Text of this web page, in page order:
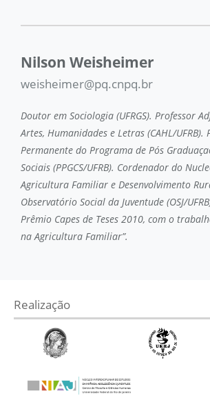
Nilson Weisheimer
weisheimer@pq.cnpq.br
Doutor em Sociologia (UFRGS). Professor
Artes, Humanidades e Letras (CAHL/UFRB).
Permanente do Programa de Pós
Sociais (PPGCS/UFRB). Cordenador do
Agricultura Familiar e Desenvolvimento
Observatório Social da Juventude (OSJ/
Prêmio Capes de Teses 2010, com o
na Agricultura Familiar”.
Realização